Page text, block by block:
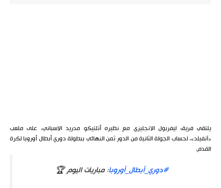
يلتقي فريق ليفربول الانجليزي مع نظيره أتلتيكو مدريد الاسباني، على ملعب
«آنفيلد»، لحساب الجولة الثانية من الدور ثمن النهائي ببطولة دوري أبطال أوروبا لكرة
القدم.
#دوري_أبطال_أوروبا: مباريات اليوم 🏆